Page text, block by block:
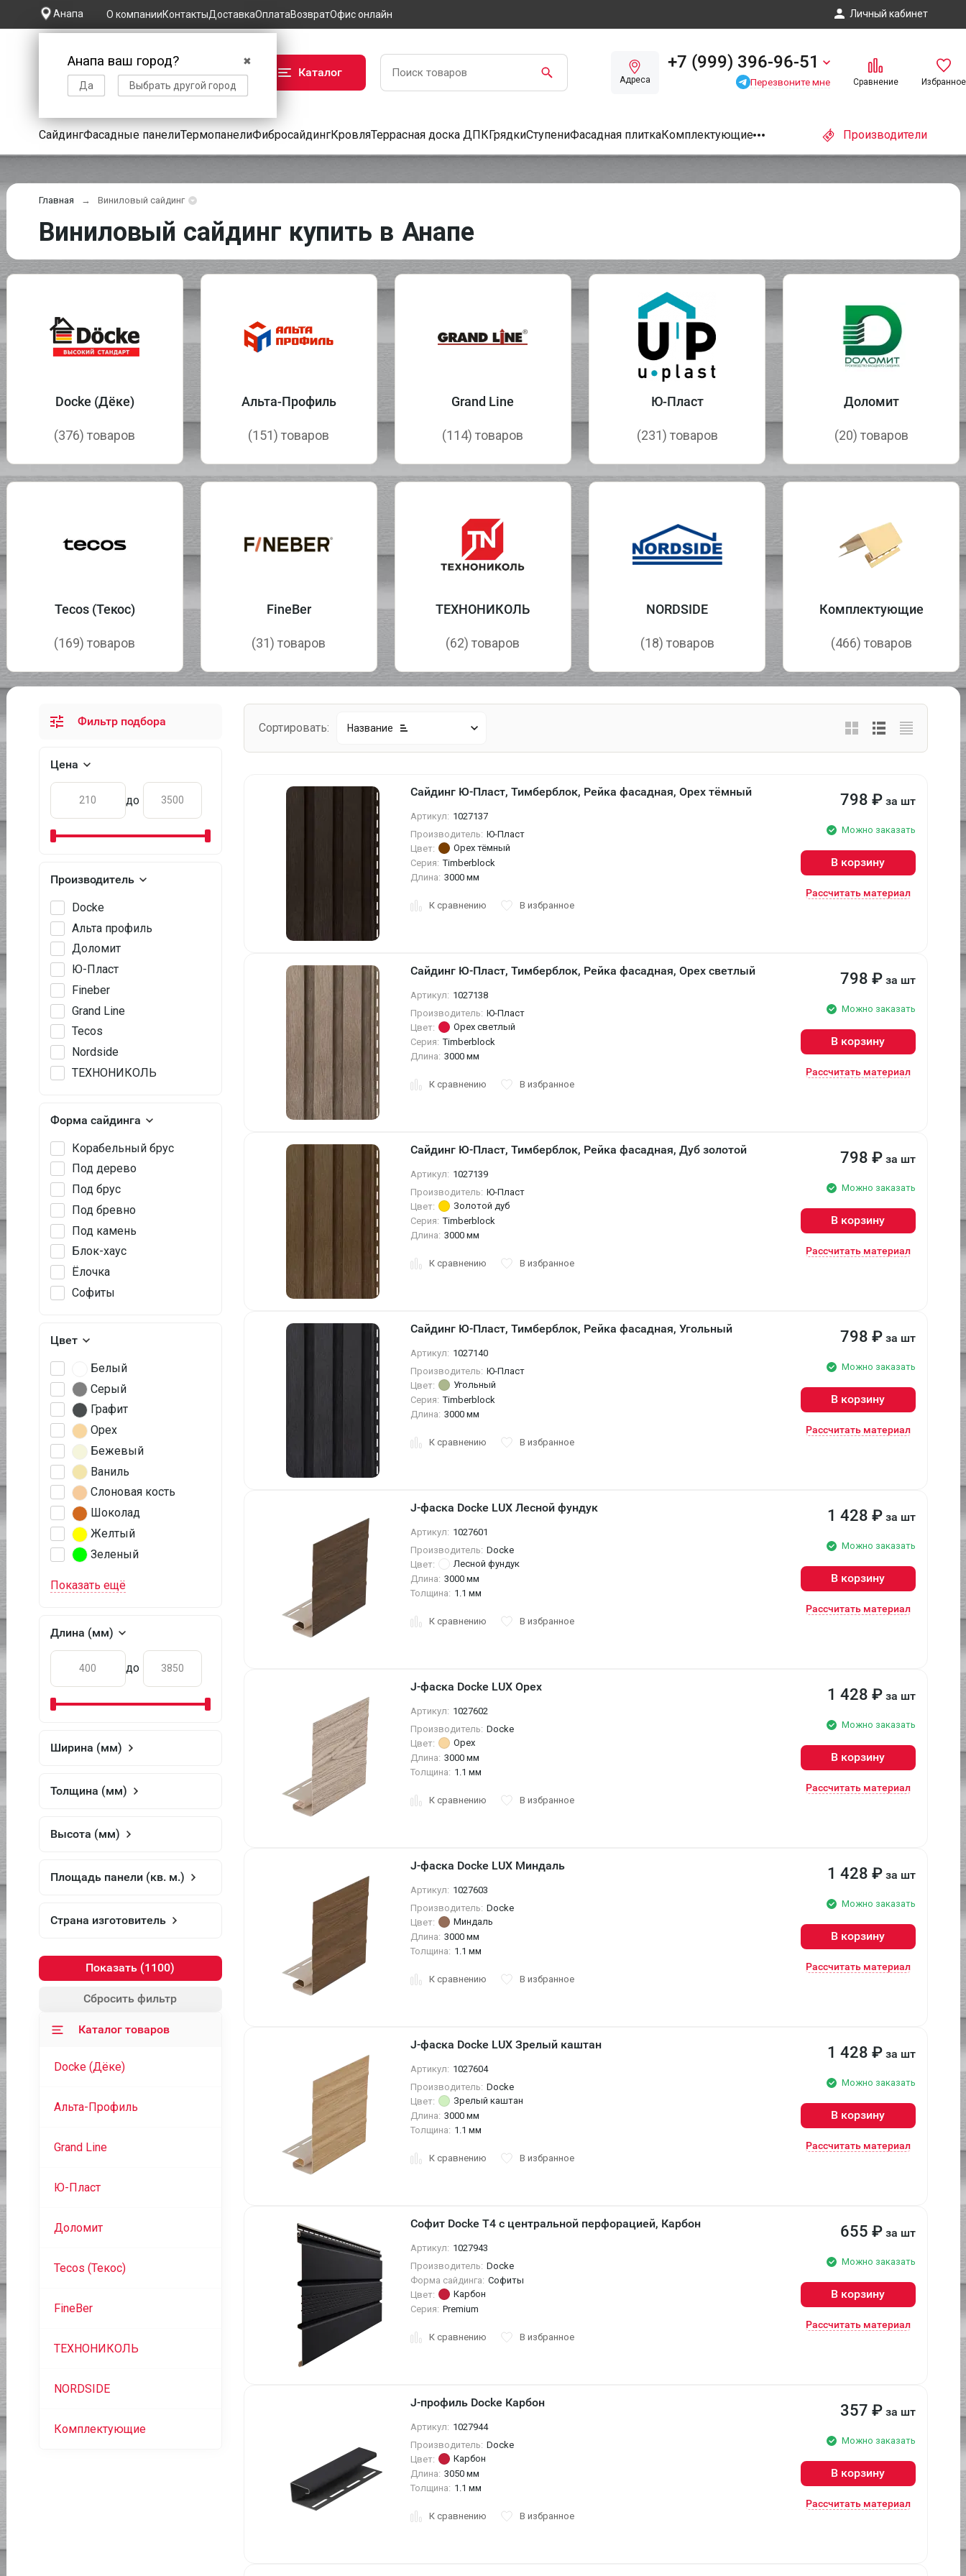
Анапа
✖
Анапа ваш город?
Да Выбрать другой город
О компанииКонтактыДоставкаОплатаВозвратОфис онлайн Личный кабинет
Каталог
Адреса
+7 (999) 396-96-51
Перезвоните мне Сравнение Избранное
СайдингФасадные панелиТермопанелиФибросайдингКровляТеррасная доска ДПКГрядкиСтупениФасадная плиткаКомплектующие Производители
Главная Виниловый сайдинг
Виниловый сайдинг купить в Анапе
Docke (Дёке)
(376) товаров
Альта-Профиль
(151) товаров
Grand Line
(114) товаров
Ю-Пласт
(231) товаров
Доломит
(20) товаров
Tecos (Текос)
(169) товаров
FineBer
(31) товаров
ТЕХНОНИКОЛЬ
(62) товаров
NORDSIDE
(18) товаров
Комплектующие
(466) товаров
Сортировать: Название
Сайдинг Ю-Пласт, Тимберблок, Рейка фасадная, Орех тёмный
Артикул: 1027137
Производитель: Ю-Пласт
Цвет:
Орех тёмный
Серия: Timberblock
Длина: 3000 мм
К сравнению В избранное
798 ₽ за шт
Можно заказать
В корзину
Рассчитать материал
Сайдинг Ю-Пласт, Тимберблок, Рейка фасадная, Орех светлый
Артикул: 1027138
Производитель: Ю-Пласт
Цвет:
Орех светлый
Серия: Timberblock
Длина: 3000 мм
К сравнению В избранное
798 ₽ за шт
Можно заказать
В корзину
Рассчитать материал
Сайдинг Ю-Пласт, Тимберблок, Рейка фасадная, Дуб золотой
Артикул: 1027139
Производитель: Ю-Пласт
Цвет:
Золотой дуб
Серия: Timberblock
Длина: 3000 мм
К сравнению В избранное
798 ₽ за шт
Можно заказать
В корзину
Рассчитать материал
Сайдинг Ю-Пласт, Тимберблок, Рейка фасадная, Угольный
Артикул: 1027140
Производитель: Ю-Пласт
Цвет:
Угольный
Серия: Timberblock
Длина: 3000 мм
К сравнению В избранное
798 ₽ за шт
Можно заказать
В корзину
Рассчитать материал
J-фаска Docke LUX Лесной фундук
Артикул: 1027601
Производитель: Docke
Цвет:
Лесной фундук
Длина: 3000 мм
Толщина: 1.1 мм
К сравнению В избранное
1 428 ₽ за шт
Можно заказать
В корзину
Рассчитать материал
J-фаска Docke LUX Орех
Артикул: 1027602
Производитель: Docke
Цвет:
Орех
Длина: 3000 мм
Толщина: 1.1 мм
К сравнению В избранное
1 428 ₽ за шт
Можно заказать
В корзину
Рассчитать материал
J-фаска Docke LUX Миндаль
Артикул: 1027603
Производитель: Docke
Цвет:
Миндаль
Длина: 3000 мм
Толщина: 1.1 мм
К сравнению В избранное
1 428 ₽ за шт
Можно заказать
В корзину
Рассчитать материал
J-фаска Docke LUX Зрелый каштан
Артикул: 1027604
Производитель: Docke
Цвет:
Зрелый каштан
Длина: 3000 мм
Толщина: 1.1 мм
К сравнению В избранное
1 428 ₽ за шт
Можно заказать
В корзину
Рассчитать материал
Софит Docke T4 с центральной перфорацией, Карбон
Артикул: 1027943
Производитель: Docke
Форма сайдинга: Софиты
Цвет:
Карбон
Серия: Premium
К сравнению В избранное
655 ₽ за шт
Можно заказать
В корзину
Рассчитать материал
J-профиль Docke Карбон
Артикул: 1027944
Производитель: Docke
Цвет:
Карбон
Длина: 3050 мм
Толщина: 1.1 мм
К сравнению В избранное
357 ₽ за шт
Можно заказать
В корзину
Рассчитать материал
Фильтр подбора
Цена
до
Производитель
Docke
Альта профиль
Доломит
Ю-Пласт
Fineber
Grand Line
Tecos
Nordside
ТЕХНОНИКОЛЬ
Форма сайдинга
Корабельный брус
Под дерево
Под брус
Под бревно
Под камень
Блок-хаус
Ёлочка
Софиты
Цвет
Белый
Серый
Графит
Орех
Бежевый
Ваниль
Слоновая кость
Шоколад
Желтый
Зеленый
Показать ещё
Длина (мм)
до
Ширина (мм)
Толщина (мм)
Высота (мм)
Площадь панели (кв. м.)
Страна изготовитель
Показать
Сбросить фильтр
Каталог товаров
Docke (Дёке)
Альта-Профиль
Grand Line
Ю-Пласт
Доломит
Tecos (Текос)
FineBer
ТЕХНОНИКОЛЬ
NORDSIDE
Комплектующие